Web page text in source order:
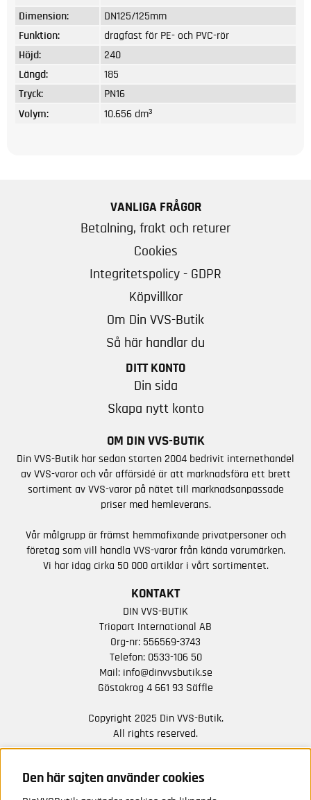
Dimension:
DN125/125mm
Funktion:
dragfast för PE- och PVC-rör
Höjd:
240
Längd:
185
Tryck:
PN16
Volym:
10.656 dm³
VANLIGA FRÅGOR
Betalning, frakt och returer
Cookies
Integritetspolicy - GDPR
Köpvillkor
Om Din VVS-Butik
Så här handlar du
DITT KONTO
Din sida
Skapa nytt konto
OM DIN VVS-BUTIK
Din VVS-Butik har sedan starten 2004 bedrivit internethandel
av VVS-varor och vår affärsidé är att marknadsföra ett brett
sortiment av VVS-varor på nätet till marknadsanpassade
priser med hemleverans.
Vår målgrupp är främst hemmafixande privatpersoner och
företag som vill handla VVS-varor från kända varumärken.
Vi har idag cirka 50 000 artiklar i vårt sortimentet.
KONTAKT
DIN VVS-BUTIK
Triopart International AB
Org-nr: 556569-3743
Telefon: 0533-106 50
Mail: info@dinvvsbutik.se
Göstakrog 4 661 93 Säffle
Copyright 2025 Din VVS-Butik.
All rights reserved.
NYHETER FRÅN OSS
Den här sajten använder cookies